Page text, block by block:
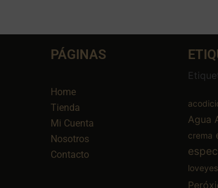
PÁGINAS
Home
Tienda
Mi Cuenta
Nosotros
Contacto
Agua
crema
loveyes